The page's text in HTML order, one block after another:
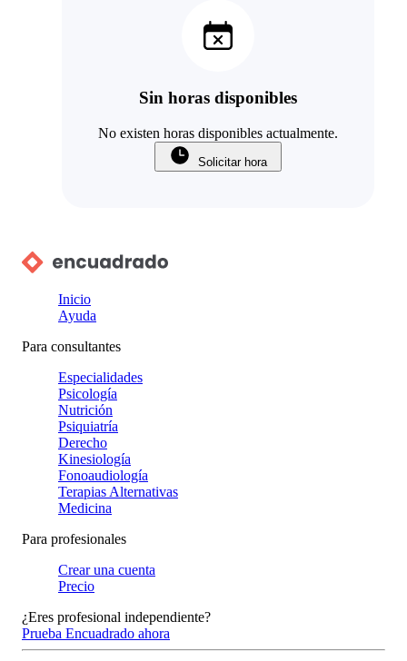
Sin horas disponibles
No existen horas disponibles actualmente.
Solicitar hora
Inicio
Ayuda
Para consultantes
Especialidades
Psicología
Nutrición
Psiquiatría
Derecho
Kinesiología
Fonoaudiología
Terapias Alternativas
Medicina
Para profesionales
Crear una cuenta
Precio
¿Eres profesional independiente?
Prueba Encuadrado ahora